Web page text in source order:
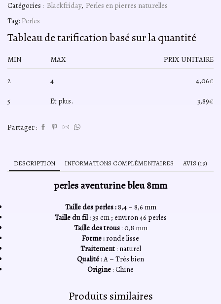
aventurine
bleu
fil
40cm
Catégories : Blackfriday, Perles en pierres naturelles
Tag: Perles
Tableau de tarification basé sur la quantité
MIN MAX PRIX UNITAIRE
2 4 4,06€
5 Et plus. 3,89€
Partager :
DESCRIPTION INFORMATIONS COMPLÉMENTAIRES AVIS (19)
perles aventurine bleu 8mm
Taille des perles :8,4 – 8,6 mm
Taille du fil :39 cm ; environ 46 perles
Taille des trous: 0,8 mm
Forme : ronde lisse
Traitement: naturel
Qualité: A – Très bien
Origine: Chine
Produits similaires